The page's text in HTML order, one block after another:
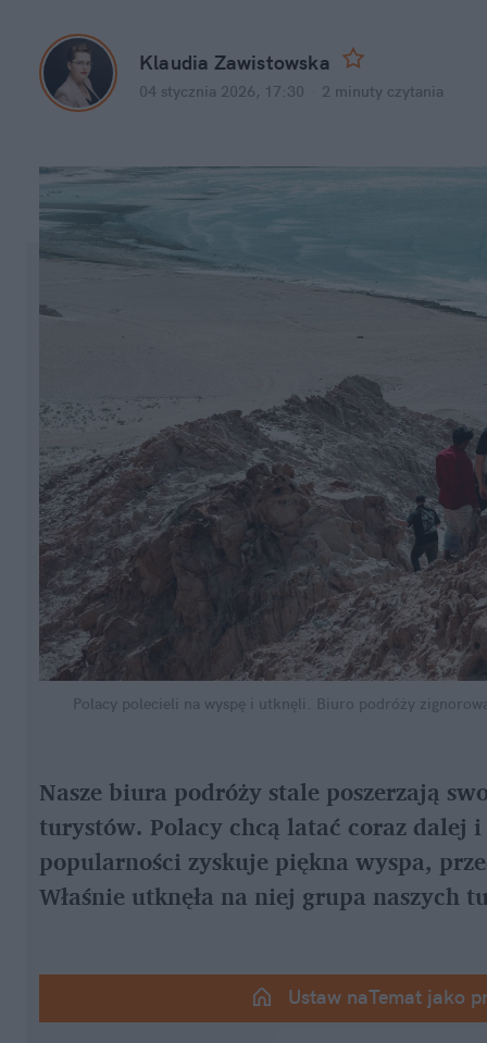
Klaudia Zawistowska
04 stycznia 2026, 17:30 2 minuty czytania
Polacy polecieli na wyspę i utknęli. Biuro podróży
Nasze biura podróży stale poszerzają
turystów. Polacy chcą latać coraz dalej
popularności zyskuje piękna wyspa,
Właśnie utknęła na niej grupa naszych
Ustaw naTemat jako